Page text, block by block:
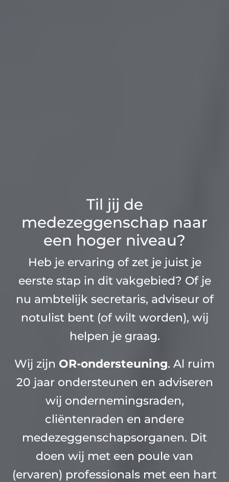
Til jij de
medezeggenschap naar
een hoger niveau?
Heb je ervaring of zet je juist je
eerste stap in dit vakgebied? Of je
nu ambtelijk secretaris, adviseur of
notulist bent (of wilt worden), wij
helpen je graag.
Wij zijn OR-ondersteuning. Al ruim
20 jaar ondersteunen en adviseren
wij ondernemingsraden,
cliëntenraden en andere
medezeggenschapsorganen. Dit
doen wij met een poule van
(ervaren) professionals met een hart